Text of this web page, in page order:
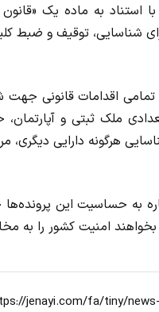
با استناد به ماده یک
توقیف و ضبط کلیه اموال ۳۴ نفر ازعناصر حامی دشمن به نفع حقوق
اقدامات قانونی جهت
ملک ثبتی و
هرگونه دارایی دیگری،
به حساسیت این پرونده‌ها
امنیت کشور را به